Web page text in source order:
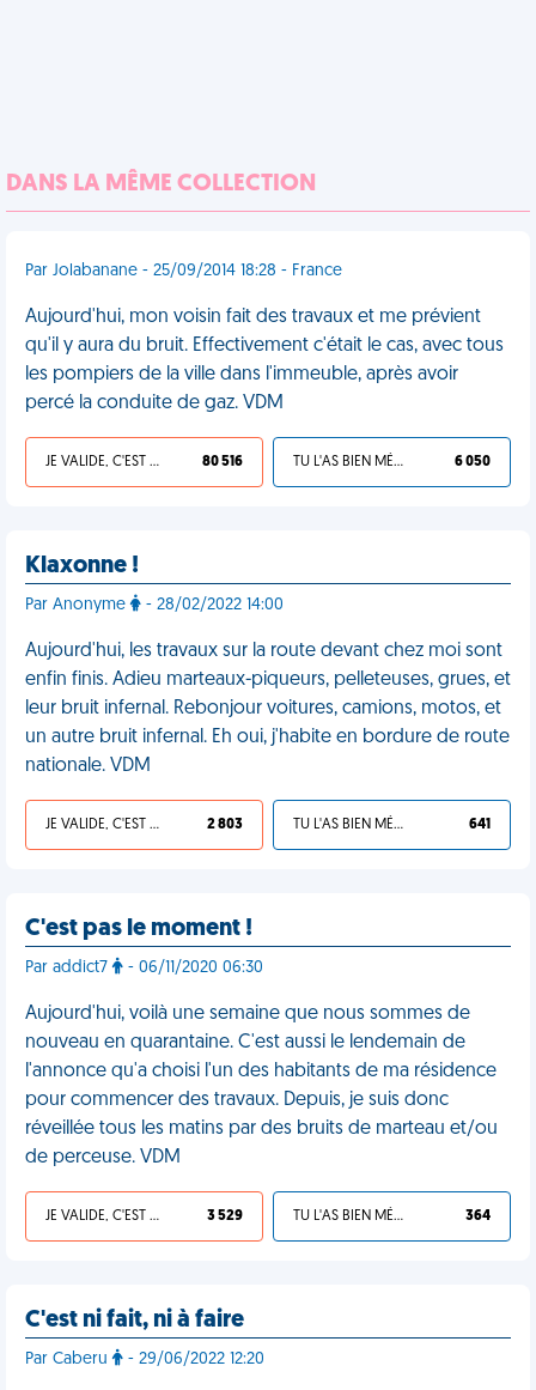
DANS LA MÊME COLLECTION
Par Jolabanane - 25/09/2014 18:28 - France
Aujourd'hui, mon voisin fait des travaux et me prévient
qu'il y aura du bruit. Effectivement c'était le cas, avec tous
les pompiers de la ville dans l'immeuble, après avoir
percé la conduite de gaz. VDM
JE VALIDE, C'EST UNE VDM 80 516 TU L'AS BIEN MÉRITÉ 6 050
Klaxonne !
Par Anonyme - 28/02/2022 14:00
Aujourd'hui, les travaux sur la route devant chez moi sont
enfin finis. Adieu marteaux-piqueurs, pelleteuses, grues, et
leur bruit infernal. Rebonjour voitures, camions, motos, et
un autre bruit infernal. Eh oui, j'habite en bordure de route
nationale. VDM
JE VALIDE, C'EST UNE VDM 2 803 TU L'AS BIEN MÉRITÉ 641
C'est pas le moment !
Par addict7 - 06/11/2020 06:30
Aujourd'hui, voilà une semaine que nous sommes de
nouveau en quarantaine. C'est aussi le lendemain de
l'annonce qu'a choisi l'un des habitants de ma résidence
pour commencer des travaux. Depuis, je suis donc
réveillée tous les matins par des bruits de marteau et/ou
de perceuse. VDM
JE VALIDE, C'EST UNE VDM 3 529 TU L'AS BIEN MÉRITÉ 364
C'est ni fait, ni à faire
Par Caberu - 29/06/2022 12:20